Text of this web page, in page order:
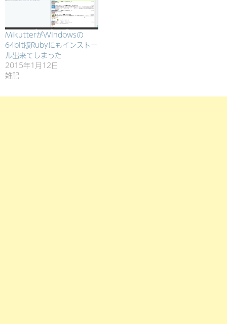
MikutterがWindowsの
64bit版Rubyにもインストー
ル出来てしまった
2015年1月12日
雑記